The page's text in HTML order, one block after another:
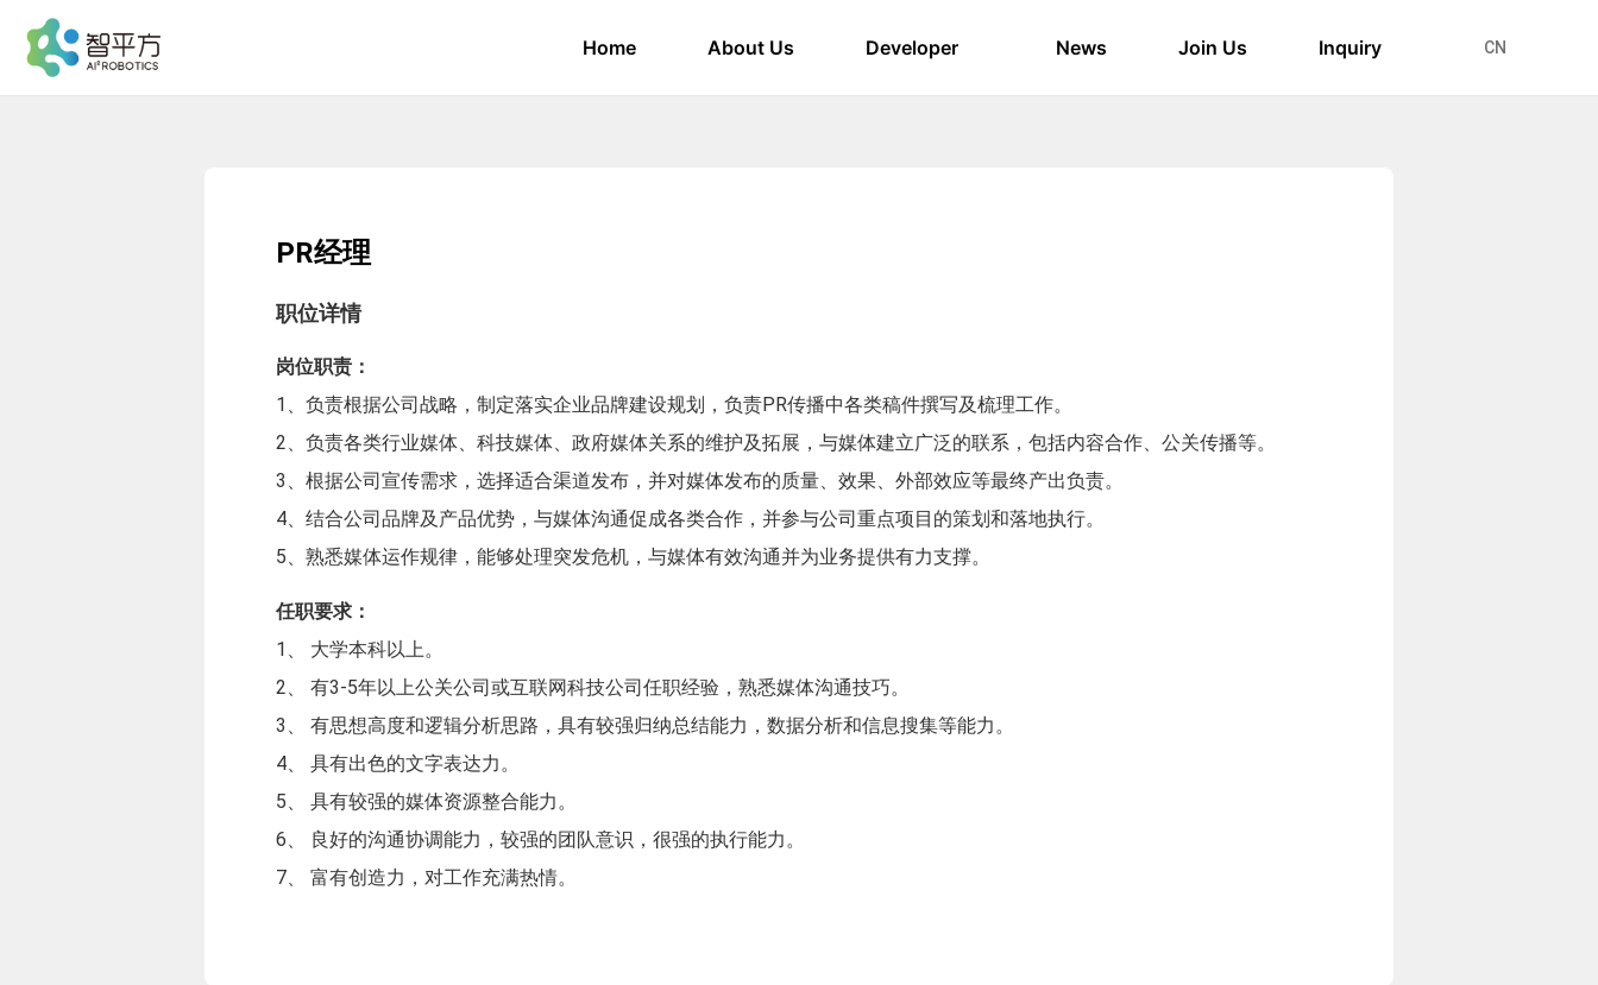
Home About Us Developer News Join Us Inquiry CN
PR经理
职位详情
岗位职责：
1、负责根据公司战略，制定落实企业品牌建设规划，负责PR传播中各类稿件撰写及梳理工作。
2、负责各类行业媒体、科技媒体、政府媒体关系的维护及拓展，与媒体建立广泛的联系，包括内容合作、公关传播等。
3、根据公司宣传需求，选择适合渠道发布，并对媒体发布的质量、效果、外部效应等最终产出负责。
4、结合公司品牌及产品优势，与媒体沟通促成各类合作，并参与公司重点项目的策划和落地执行。
5、熟悉媒体运作规律，能够处理突发危机，与媒体有效沟通并为业务提供有力支撑。
任职要求：
1、 大学本科以上。
2、 有3-5年以上公关公司或互联网科技公司任职经验，熟悉媒体沟通技巧。
3、 有思想高度和逻辑分析思路，具有较强归纳总结能力，数据分析和信息搜集等能力。
4、 具有出色的文字表达力。
5、 具有较强的媒体资源整合能力。
6、 良好的沟通协调能力，较强的团队意识，很强的执行能力。
7、 富有创造力，对工作充满热情。